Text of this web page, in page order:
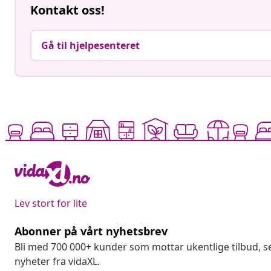
Kontakt oss!
Gå til hjelpesenteret
Lev stort for lite
Abonner på vårt nyhetsbrev
Bli med 700 000+ kunder som mottar ukentlige tilbud,
nyheter fra vidaXL.